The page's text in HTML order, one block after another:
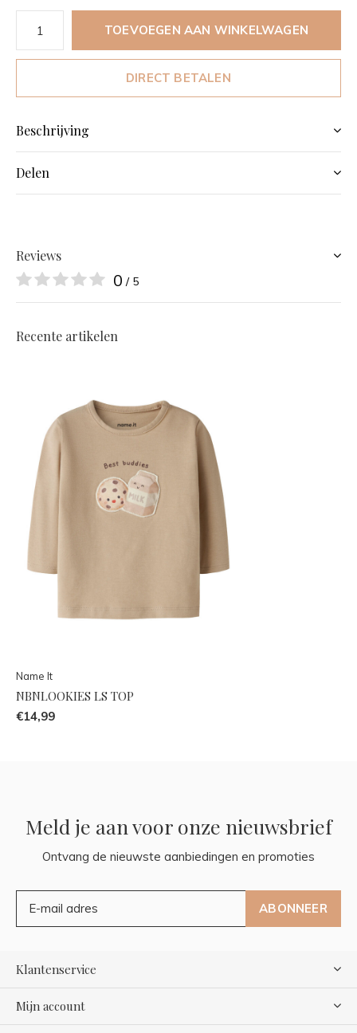
TOEVOEGEN AAN WINKELWAGEN
DIRECT BETALEN
Beschrijving
Delen
Reviews
0 / 5
Recente artikelen
Name It
NBNLOOKIES LS TOP
€14,99
Meld je aan voor onze nieuwsbrief
Ontvang de nieuwste aanbiedingen en promoties
ABONNEER
Klantenservice
Mijn account